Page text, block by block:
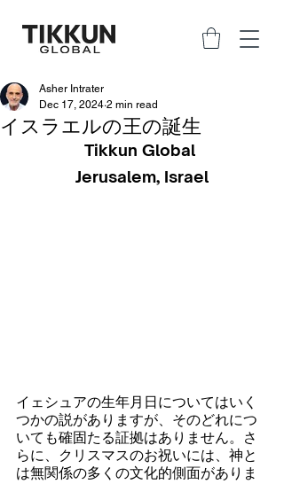
イスラエルの王の誕生
Asher Intrater
Dec 17, 2024 2 min read
Tikkun Global
Jerusalem, Israel
イェシュアの生年月日についてはいく
つかの説がありますが、そのどれにつ
いても確固たる証拠はありません。さ
らに、クリスマスのお祝いには、神と
は無関係の多くの文化的側面がありま